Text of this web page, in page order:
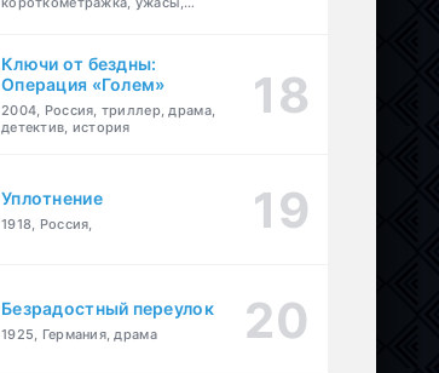
Ключи от бездны:
Операция «Голем»
2004, Россия, триллер, драма,
детектив, история
Уплотнение
1918, Россия,
Безрадостный переулок
1925, Германия, драма